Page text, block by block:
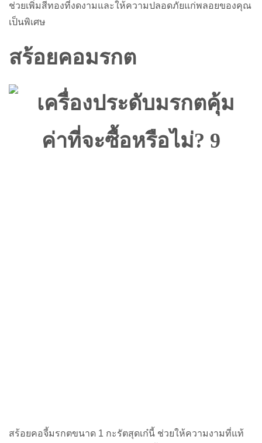
ช่วยเพิ่มสีทองที่งดงามและให้ความปลอดภัยแก่พลอยของคุณ
เป็นพิเศษ
สร้อยคอมรกต
สร้อยคอจี้มรกตขนาด 1 กะรัตสุดเก๋นี้ ช่วยให้ความงามที่แท้